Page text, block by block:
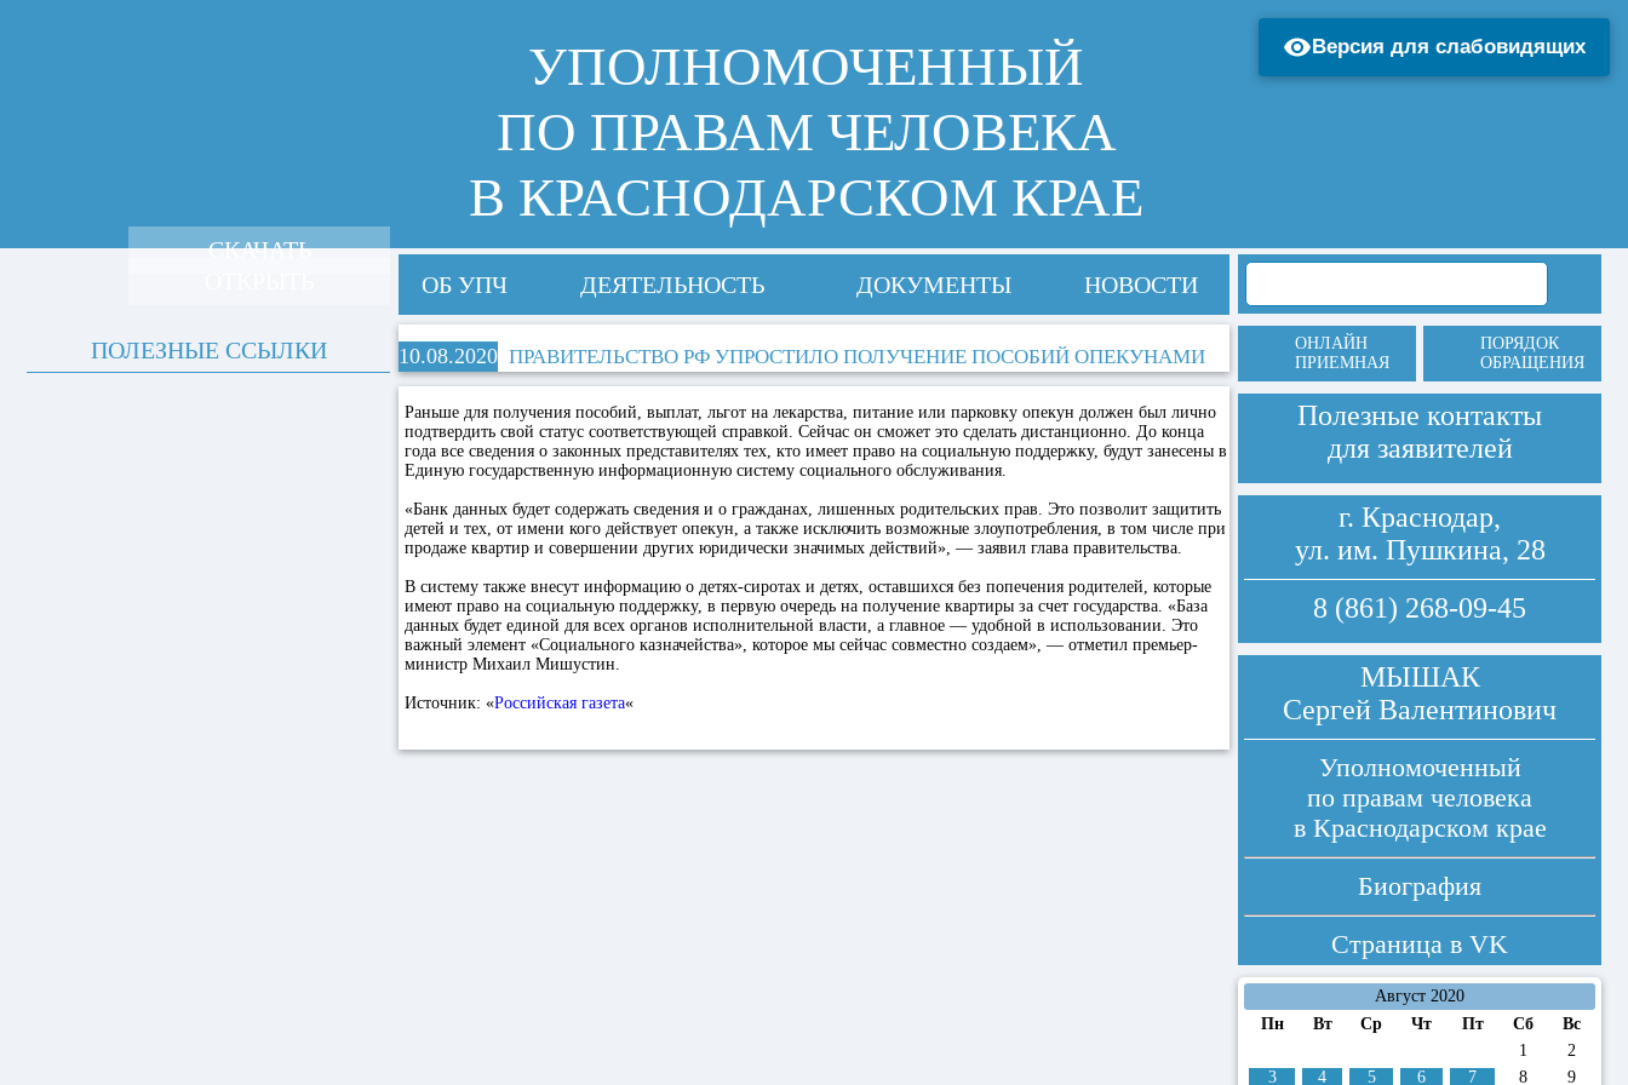
УПОЛНОМОЧЕННЫЙ
ПО ПРАВАМ ЧЕЛОВЕКА
В КРАСНОДАРСКОМ КРАЕ
ОБ УПЧ ДЕЯТЕЛЬНОСТЬ ДОКУМЕНТЫ НОВОСТИ
10.08.2020 ПРАВИТЕЛЬСТВО РФ УПРОСТИЛО ПОЛУЧЕНИЕ ПОСОБИЙ ОПЕКУНАМИ
Раньше для получения пособий, выплат, льгот на лекарства, питание или парковку опекун должен был лично
подтвердить свой статус соответствующей справкой. Сейчас он сможет это сделать дистанционно. До конца
года все сведения о законных представителях тех, кто имеет право на социальную поддержку, будут занесены в
Единую государственную информационную систему социального обслуживания.
«Банк данных будет содержать сведения и о гражданах, лишенных родительских прав. Это позволит защитить
детей и тех, от имени кого действует опекун, а также исключить возможные злоупотребления, в том числе при
продаже квартир и совершении других юридически значимых действий», — заявил глава правительства.
В систему также внесут информацию о детях-сиротах и детях, оставшихся без попечения родителей, которые
имеют право на социальную поддержку, в первую очередь на получение квартиры за счет государства. «База
данных будет единой для всех органов исполнительной власти, а главное — удобной в использовании. Это
важный элемент «Социального казначейства», которое мы сейчас совместно создаем», — отметил премьер-
министр Михаил Мишустин.
Источник: «Российская газета«
СКАЧАТЬ
ПОЛЕЗНЫЕ ССЫЛКИ
ОНЛАЙН
ПРИЕМНАЯ
ПОРЯДОК
ОБРАЩЕНИЯ
Полезные контакты
для заявителей
г. Краснодар,
ул. им. Пушкина, 28
8 (861) 268-09-45
МЫШАК
Сергей Валентинович
Уполномоченный
по правам человека
в Краснодарском крае
Биография
Страница в VK
Август 2020
Пн
Вт Ср Чт Пт Сб
Вс
1
2
3
4 5 6 7 8 9
Версия для слабовидящих